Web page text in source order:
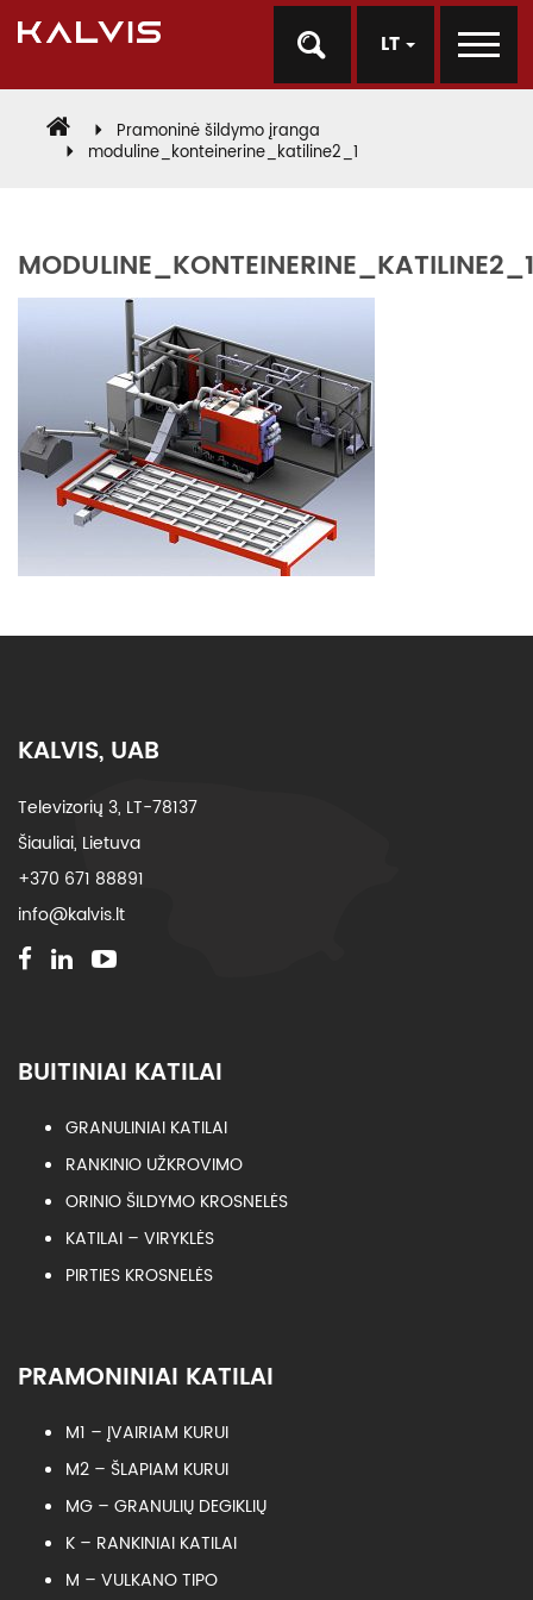
LT
Pramoninė šildymo įranga
moduline_konteinerine_katiline2_1
MODULINE_KONTEINERINE_KATILINE2_1
KALVIS, UAB
Televizorių 3, LT-78137
Šiauliai, Lietuva
+370 671 88891
info@kalvis.lt
BUITINIAI KATILAI
GRANULINIAI KATILAI
RANKINIO UŽKROVIMO
ORINIO ŠILDYMO KROSNELĖS
KATILAI – VIRYKLĖS
PIRTIES KROSNELĖS
PRAMONINIAI KATILAI
M1 – ĮVAIRIAM KURUI
M2 – ŠLAPIAM KURUI
MG – GRANULIŲ DEGIKLIŲ
K – RANKINIAI KATILAI
M – VULKANO TIPO